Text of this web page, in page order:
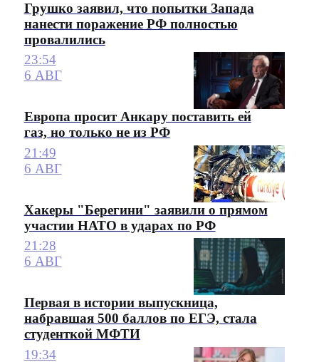
Грушко заявил, что попытки Запада
нанести поражение РФ полностью
провалились
23:54
6 АВГ
Европа просит Анкару поставить ей
газ, но только не из РФ
21:49
6 АВГ
Хакеры "Берегини" заявили о прямом
участии НАТО в ударах по РФ
21:28
6 АВГ
Первая в истории выпускница,
набравшая 500 баллов по ЕГЭ, стала
студенткой МФТИ
19:34